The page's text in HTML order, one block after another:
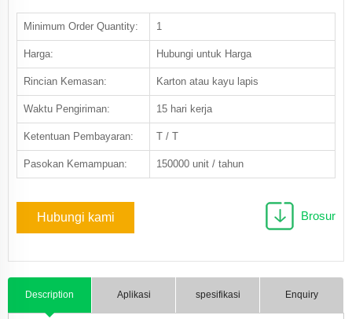
Minimum Order Quantity: 1
Harga: Hubungi untuk Harga
Rincian Kemasan: Karton atau kayu lapis
Waktu Pengiriman: 15 hari kerja
Ketentuan Pembayaran: T / T
Pasokan Kemampuan: 150000 unit / tahun
Hubungi kami Brosur
Description Aplikasi spesifikasi Enquiry